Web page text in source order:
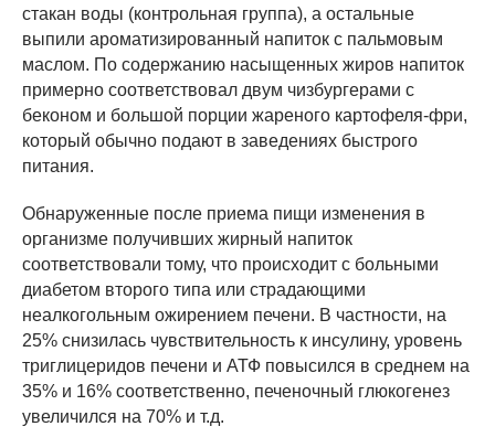
стакан воды (контрольная группа), а остальные
выпили ароматизированный напиток с пальмовым
маслом. По содержанию насыщенных жиров напиток
примерно соответствовал двум чизбургерами с
беконом и большой порции жареного картофеля-фри,
который обычно подают в заведениях быстрого
питания.
Обнаруженные после приема пищи изменения в
организме получивших жирный напиток
соответствовали тому, что происходит с больными
диабетом второго типа или страдающими
неалкогольным ожирением печени. В частности, на
25% снизилась чувствительность к инсулину, уровень
триглицеридов печени и АТФ повысился в среднем на
35% и 16% соответственно, печеночный глюкогенез
увеличился на 70% и т.д.